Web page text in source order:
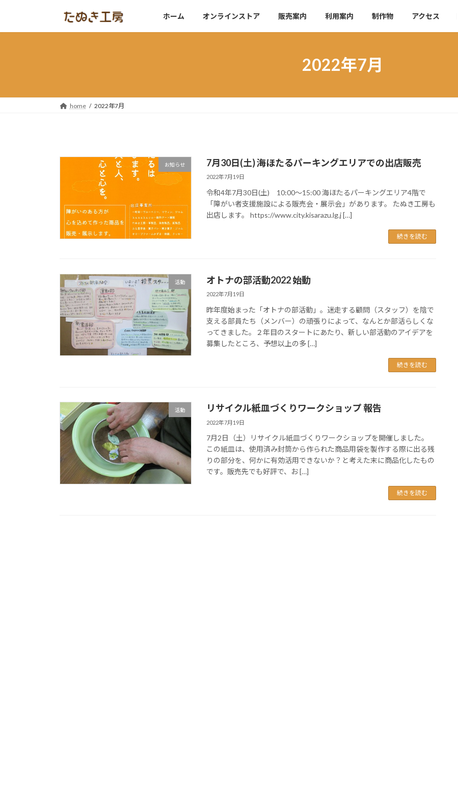
テ
ゲ
ホーム オンラインストア 販売案内 利用案内 制作物 アクセス
2022年7月
home 2022年7月
お知らせ 7月30日(土) 海ほたるパーキングエリアでの出店販売
2022年7月19日
令和4年7月30日(土) 10:00～15:00 海ほたるパーキングエリア4階で
「障がい者支援施設による販売会・展示会」があります。 たぬき工房も
出店します。 https://www.city.kisarazu.lg.j […]
続きを読む
活動 オトナの部活動2022 始動
2022年7月19日
昨年度始まった「オトナの部活動」。迷走する顧問（スタッフ）を陰で
支える部員たち（メンバー）の頑張りによって、なんとか部活らしくな
ってきました。２年目のスタートにあたり、新しい部活動のアイデアを
募集したところ、予想以上の多 […]
続きを読む
活動 リサイクル紙皿づくりワークショップ 報告
2022年7月19日
7月2日（土）リサイクル紙皿づくりワークショップを開催しました。
この紙皿は、使用済み封筒から作られた商品用袋を製作する際に出る残
りの部分を、何かに有効活用できないか？と考えた末に商品化したもの
です。販売先でも好評で、お […]
続きを読む